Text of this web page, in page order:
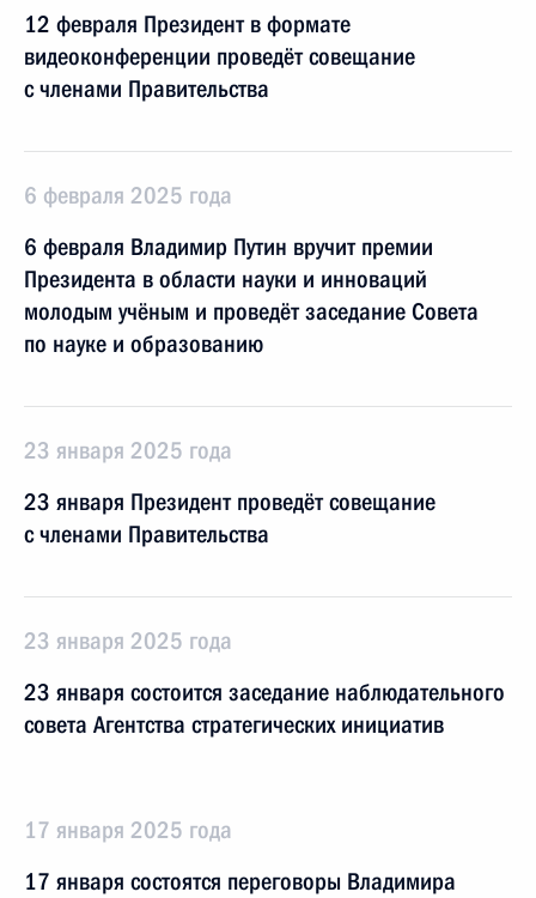
12 февраля Президент в формате
видеоконференции проведёт совещание
с членами Правительства
6 февраля 2025 года
6 февраля Владимир Путин вручит премии
Президента в области науки и инноваций
молодым учёным и проведёт заседание Совета
по науке и образованию
23 января 2025 года
23 января Президент проведёт совещание
с членами Правительства
23 января 2025 года
23 января состоится заседание наблюдательного
совета Агентства стратегических инициатив
17 января 2025 года
17 января состоятся переговоры Владимира